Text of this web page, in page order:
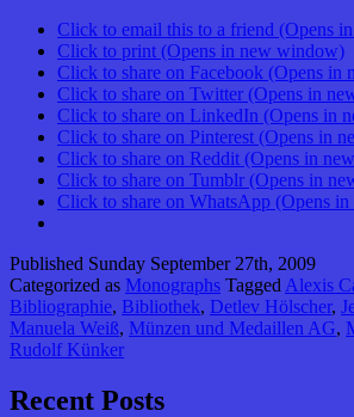
Click to email this to a friend (Opens
Click to print (Opens in new window)
Click to share on Facebook (Opens in
Click to share on Twitter (Opens in
Click to share on LinkedIn (Opens in
Click to share on Pinterest (Opens in
Click to share on Reddit (Opens in
Click to share on Tumblr (Opens in
Click to share on WhatsApp (Opens
Published Sunday September 27th, 2009
Categorized as Monographs Tagged Alexis
Bibliographie, Bibliothek, Detlev Hölscher,
Manuela Weiß, Münzen und Medaillen AG,
Rudolf Künker
Recent Posts